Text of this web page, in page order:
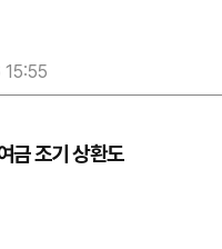
금 조기 상환도